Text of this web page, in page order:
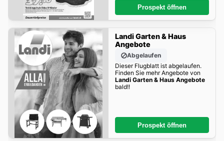
Prospekt öffnen
Landi Garten & Haus
Angebote
Abgelaufen
Dieser Flugblatt ist abgelaufen.
Finden Sie mehr Angebote von
Landi Garten & Haus Angebote
bald!!
Prospekt öffnen